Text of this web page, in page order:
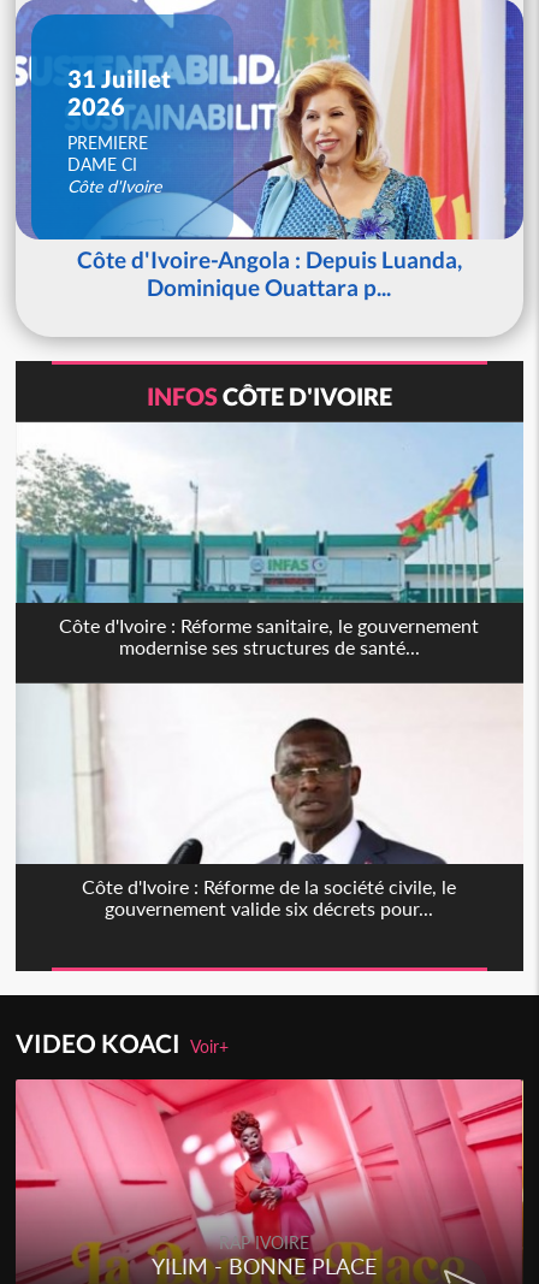
31 Juillet
2026
PREMIERE
DAME CI
Côte d'Ivoire
Côte d'Ivoire-Angola : Depuis Luanda,
Dominique Ouattara p...
INFOSCÔTE D'IVOIRE
Côte d'Ivoire : Réforme sanitaire, le gouvernement
modernise ses structures de santé...
Côte d'Ivoire : Réforme de la société civile, le
gouvernement valide six décrets pour...
VIDEO KOACIVoir+
RAP IVOIRE
YILIM - BONNE PLACE